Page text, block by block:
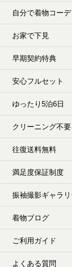
自分で着物コーデ
お家で下見
早期契約特典
安心フルセット
ゆったり5泊6日
クリーニング不要
往復送料無料
満足度保証制度
振袖撮影ギャラリ
着物ブログ
ご利用ガイド
よくある質問